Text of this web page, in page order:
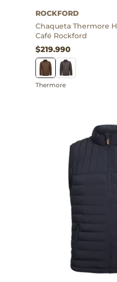
ROCKFORD
Chaqueta Thermore
Café Rockford
$219.990
Thermore